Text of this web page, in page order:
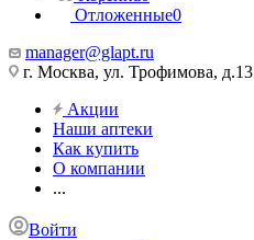
Отложенные0
manager@glapt.ru
г. Москва, ул. Трофимова, д.13
Акции
Наши аптеки
Как купить
О компании
...
Войти